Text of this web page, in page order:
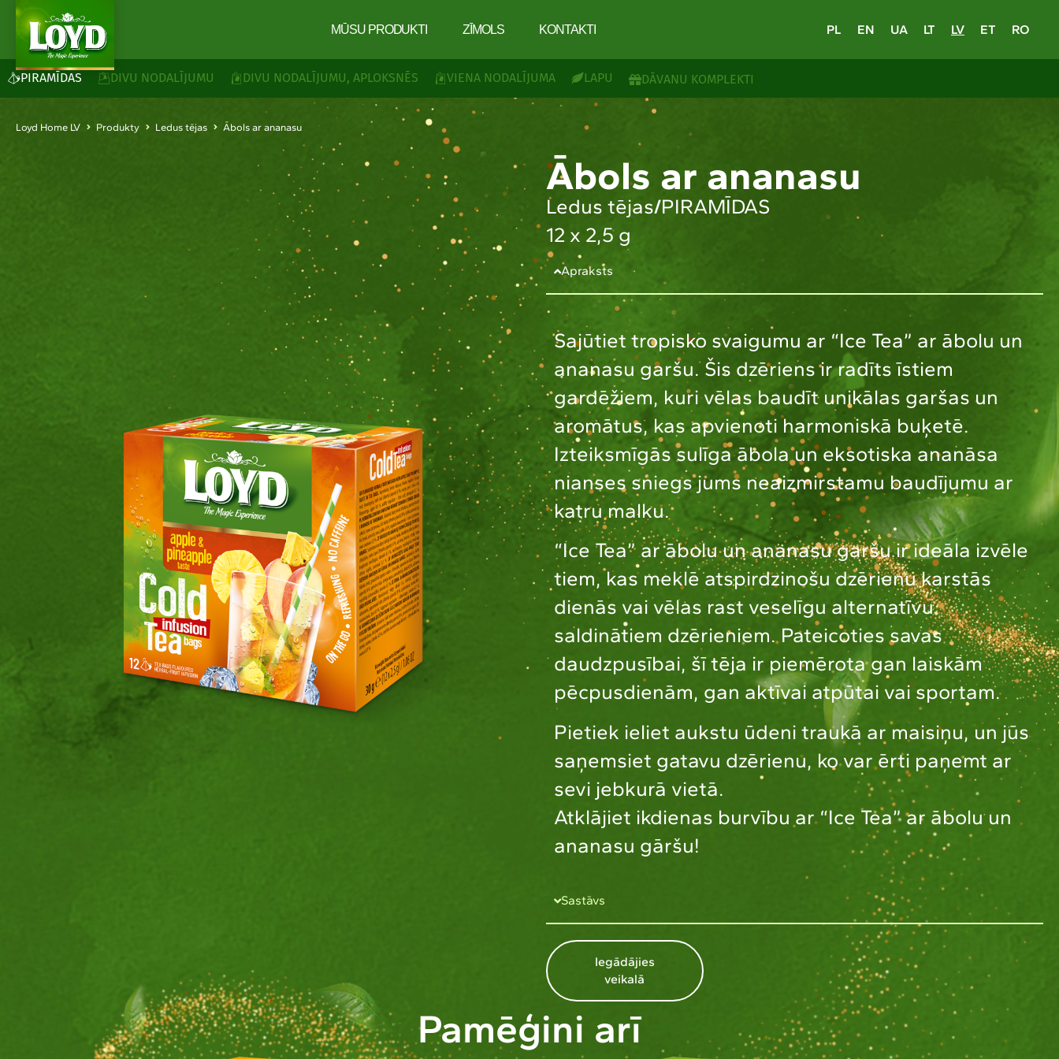
MŪSU PRODUKTI ZĪMOLS KONTAKTI PL EN UA LT LV ET RO
PIRAMĪDAS DIVU NODALĪJUMU DIVU NODALĪJUMU, APLOKSNĒS VIENA NODALĪJUMA LAPU DĀVANU KOMPLEKTI
Loyd Home LV Produkty Ledus tējas Ābols ar ananasu
Ābols ar ananasu
Ledus tējas/PIRAMĪDAS
12 x 2,5 g
Apraksts
Sajūtiet tropisko svaigumu ar “Ice Tea” ar ābolu un
ananasu garšu. Šis dzēriens ir radīts īstiem
gardēžiem, kuri vēlas baudīt unikālas garšas un
aromātus, kas apvienoti harmoniskā buķetē.
Izteiksmīgās sulīga ābola un eksotiska ananāsa
nianses sniegs jums neaizmirstamu baudījumu ar
katru malku.
“Ice Tea” ar ābolu un ananasu garšu ir ideāla izvēle
tiem, kas meklē atspirdzinošu dzērienu karstās
dienās vai vēlas rast veselīgu alternatīvu
saldinātiem dzērieniem. Pateicoties savas
daudzpusībai, šī tēja ir piemērota gan laiskām
pēcpusdienām, gan aktīvai atpūtai vai sportam.
Pietiek ieliet aukstu ūdeni traukā ar maisiņu, un jūs
saņemsiet gatavu dzērienu, ko var ērti paņemt ar
sevi jebkurā vietā.
Atklājiet ikdienas burvību ar “Ice Tea” ar ābolu un
ananasu gāršu!
Sastāvs
Iegādājies
veikalā
Pamēģini arī